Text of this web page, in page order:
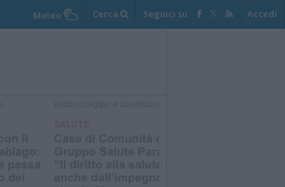
Meteo Cerca Seguici su Accedi